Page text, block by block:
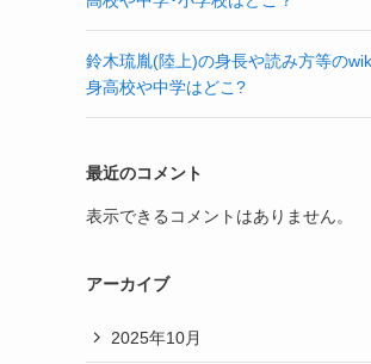
鈴木琉胤(陸上)の身長や読み方等の
身高校や中学はどこ?
最近のコメント
表示できるコメントはありません。
アーカイブ
2025年10月